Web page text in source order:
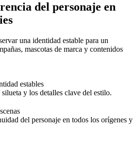
del personaje en
una identidad estable para un
mascotas de marca y contenidos
estables
silueta y los detalles clave del estilo.
del personaje en todos los orígenes y